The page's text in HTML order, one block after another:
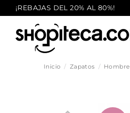
¡REBAJAS DEL 20% AL 80%!
Inicio Zapatos Hombre